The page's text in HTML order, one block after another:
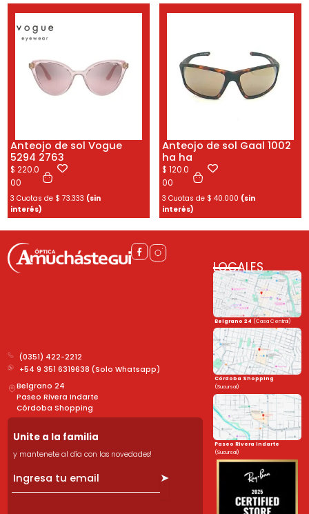
Anteojo de sol Vogue
5294 2763
$ 220.0
00
3 Cuotas de $ 73.333 (sin
interés)
Anteojo de sol Gaal 1002
ha ha
$ 120.0
00
3 Cuotas de $ 40.000 (sin
interés)
(0351) 422-2212
+54 9 351 6319638 (Solo Whatsapp)
Belgrano 24
Paseo Rivera Indarte
Córdoba Shopping
Unite a la familia
y mantenete al día con las novedades!
➤
LOCALES
Belgrano 24 (Casa Central)
Córdoba Shopping
(Sucursal)
Paseo Rivera Indarte
(Sucursal)